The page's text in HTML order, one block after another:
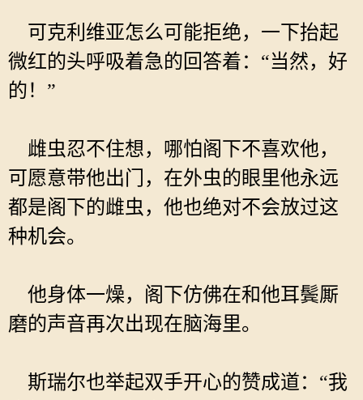
可克利维亚怎么可能拒绝，一下抬起
微红的头呼吸着急的回答着：“当然，好
的！”
雌虫忍不住想，哪怕阁下不喜欢他，
可愿意带他出门，在外虫的眼里他永远
都是阁下的雌虫，他也绝对不会放过这
种机会。
他身体一燥，阁下仿佛在和他耳鬓厮
磨的声音再次出现在脑海里。
斯瑞尔也举起双手开心的赞成道：“我